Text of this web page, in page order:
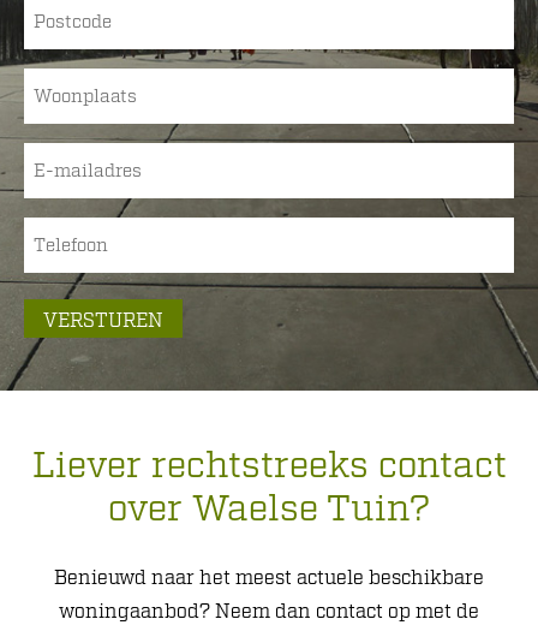
Postcode
Woonplaats
E-
mailadres
Telefoon
VERSTUREN
Liever rechtstreeks contact
over Waelse Tuin?
Benieuwd naar het meest actuele beschikbare
woningaanbod? Neem dan contact op met de